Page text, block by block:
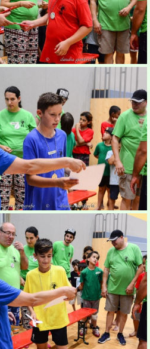
Kids World Cup Bamberg
Kids World Cup Bamberg